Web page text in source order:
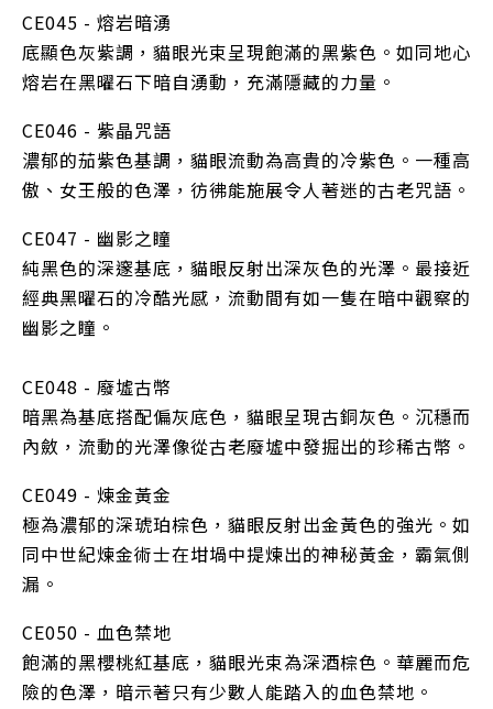
CE045 - 熔岩暗湧
底顯色灰紫調，貓眼光束呈現飽滿的黑紫色。如同地心
熔岩在黑曜石下暗自湧動，充滿隱藏的力量。
CE046 - 紫晶咒語
濃郁的茄紫色基調，貓眼流動為高貴的冷紫色。一種高
傲、女王般的色澤，彷彿能施展令人著迷的古老咒語。
CE047 - 幽影之瞳
純黑色的深邃基底，貓眼反射出深灰色的光澤。最接近
經典黑曜石的冷酷光感，流動間有如一隻在暗中觀察的
幽影之瞳。
CE048 - 廢墟古幣
暗黑為基底搭配偏灰底色，貓眼呈現古銅灰色。沉穩而
內斂，流動的光澤像從古老廢墟中發掘出的珍稀古幣。
CE049 - 煉金黃金
極為濃郁的深琥珀棕色，貓眼反射出金黃色的強光。如
同中世紀煉金術士在坩堝中提煉出的神秘黃金，霸氣側
漏。
CE050 - 血色禁地
飽滿的黑櫻桃紅基底，貓眼光束為深酒棕色。華麗而危
險的色澤，暗示著只有少數人能踏入的血色禁地。